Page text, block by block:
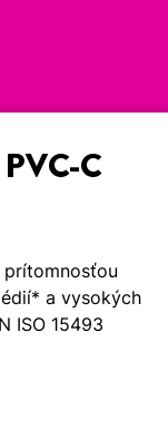
C
prítomnosťou
a vysokých
ISO 15493